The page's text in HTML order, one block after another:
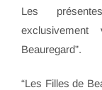
Les
Beauregard”.
“Les Filles de